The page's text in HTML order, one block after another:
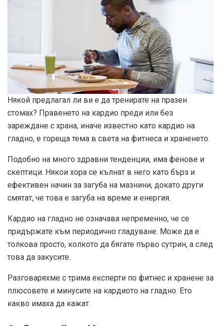
Някой предлагал ли ви е да тренирате на празен
стомах? Правенето на кардио преди или без
зареждане с храна, иначе известно като кардио на
гладно, е гореща тема в света на фитнеса и храненето.
Подобно на много здравни тенденции, има фенове и
скептици. Някои хора се кълнат в него като бърз и
ефективен начин за загуба на мазнини, докато други
смятат, че това е загуба на време и енергия.
Кардио на гладно не означава непременно, че се
придържате към периодично гладуване. Може да е
толкова просто, колкото да бягате първо сутрин, а след
това да закусите.
Разговаряхме с трима експерти по фитнес и хранене за
плюсовете и минусите на кардиото на гладно. Ето
какво имаха да кажат.